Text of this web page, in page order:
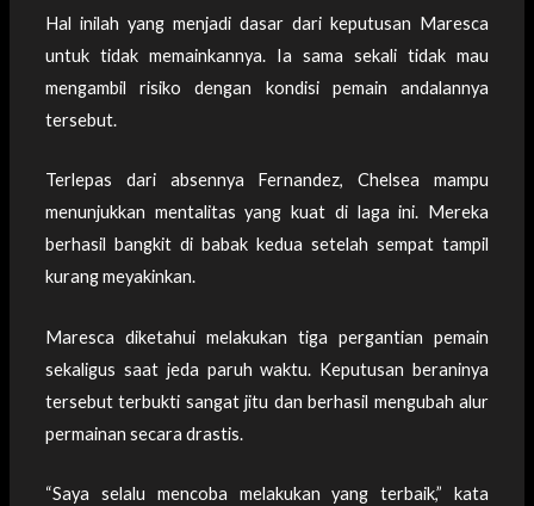
Hal inilah yang menjadi dasar dari keputusan Maresca
untuk tidak memainkannya. Ia sama sekali tidak mau
mengambil risiko dengan kondisi pemain andalannya
tersebut.
Terlepas dari absennya Fernandez, Chelsea mampu
menunjukkan mentalitas yang kuat di laga ini. Mereka
berhasil bangkit di babak kedua setelah sempat tampil
kurang meyakinkan.
Maresca diketahui melakukan tiga pergantian pemain
sekaligus saat jeda paruh waktu. Keputusan beraninya
tersebut terbukti sangat jitu dan berhasil mengubah alur
permainan secara drastis.
“Saya selalu mencoba melakukan yang terbaik,” kata